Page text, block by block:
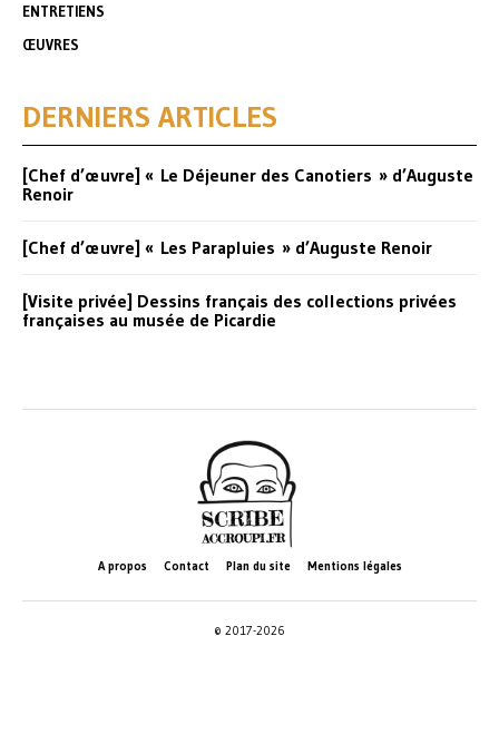
ENTRETIENS
ŒUVRES
DERNIERS ARTICLES
[Chef d’œuvre] « Le Déjeuner des Canotiers » d’Auguste
Renoir
[Chef d’œuvre] « Les Parapluies » d’Auguste Renoir
[Visite privée] Dessins français des collections privées
françaises au musée de Picardie
A propos Contact Plan du site Mentions légales
© 2017-2026